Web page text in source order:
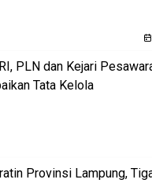
PLN dan Kejari
Tata Kelola
Provinsi Lampung,